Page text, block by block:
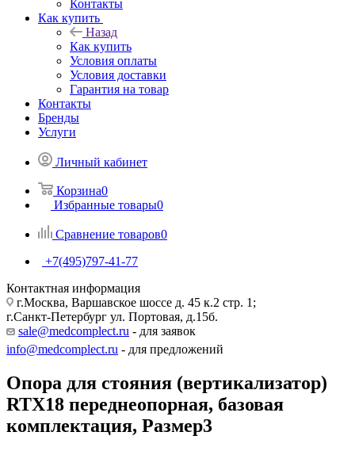
Контакты
Как купить
Назад
Как купить
Условия оплаты
Условия доставки
Гарантия на товар
Контакты
Бренды
Услуги
Личный кабинет
Корзина0
Избранные товары0
Сравнение товаров0
+7(495)797-41-77
Контактная информация
г.Москва, Варшавское шоссе д. 45 к.2 стр. 1;
г.Санкт-Петербург ул. Портовая, д.15б.
sale@medcomplect.ru - для заявок
info@medcomplect.ru - для предложений
Опора для стояния (вертикализатор)
RTX18 переднеопорная, базовая
комплектация, Размер3